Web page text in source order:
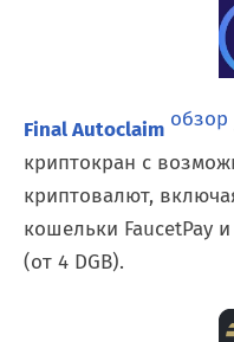
Final Autoclaim обзор
криптокран с
криптовалют,
кошельки FaucetPay
(от 4 DGB).